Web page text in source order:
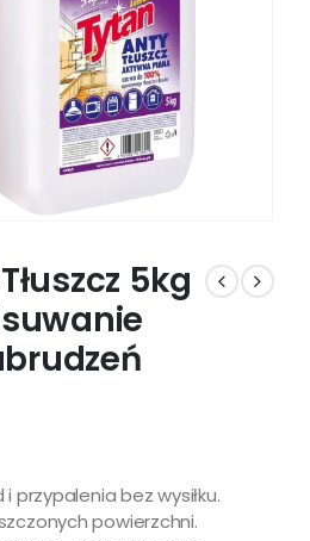
5kg
i przypalenia bez wysiłku.
powierzchni.